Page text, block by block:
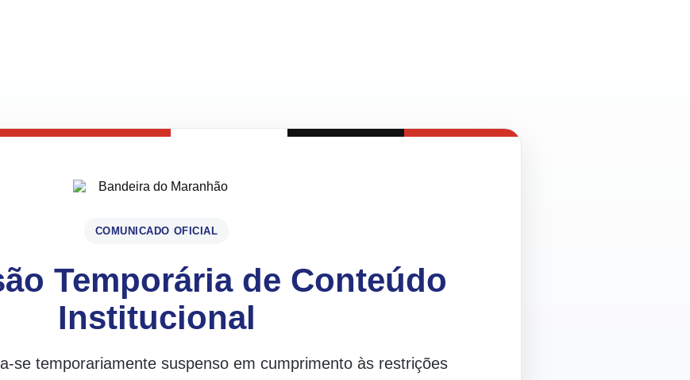
COMUNICADO OFICIAL
Temporária de Conteúdo
Institucional
se temporariamente suspenso em cumprimento às restrições